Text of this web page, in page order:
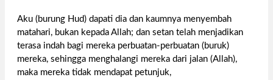
Aku (burung Hud) dapati dia dan kaumnya menyembah
matahari, bukan kepada Allah; dan setan telah menjadikan
terasa indah bagi mereka perbuatan-perbuatan (buruk)
mereka, sehingga menghalangi mereka dari jalan (Allah),
maka mereka tidak mendapat petunjuk,